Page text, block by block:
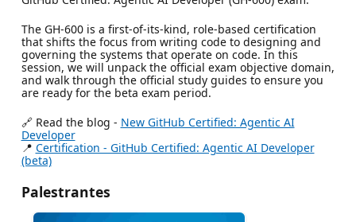
The GH-600 is a first-of-its-kind, role-based certification
that shifts the focus from writing code to designing and
governing the systems that operate on code. In this
session, we will unpack the official exam objective domain,
and walk through the official study guides to ensure you
are ready for the beta exam period.
🔗 Read the blog - New GitHub Certified: Agentic AI
Developer
📍 Certification - GitHub Certified: Agentic AI Developer
(beta)
Palestrantes